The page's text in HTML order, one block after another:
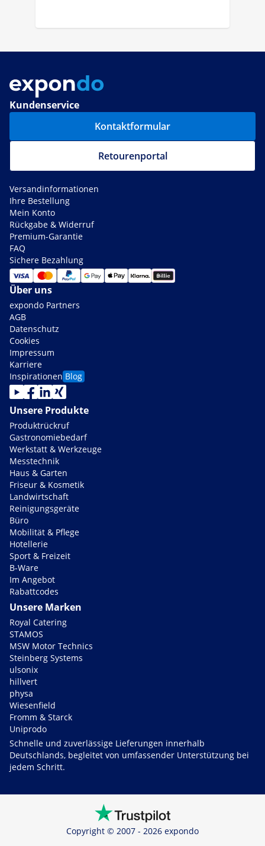
Kundenservice
Kontaktformular
Retourenportal
Versandinformationen
Ihre Bestellung
Mein Konto
Rückgabe & Widerruf
Premium-Garantie
FAQ
Sichere Bezahlung
Über uns
expondo Partners
AGB
Datenschutz
Cookies
Impressum
Karriere
Inspirationen Blog
Unsere Produkte
Produktrückruf
Gastronomiebedarf
Werkstatt & Werkzeuge
Messtechnik
Haus & Garten
Friseur & Kosmetik
Landwirtschaft
Reinigungsgeräte
Büro
Mobilität & Pflege
Hotellerie
Sport & Freizeit
B-Ware
Im Angebot
Rabattcodes
Unsere Marken
Royal Catering
STAMOS
MSW Motor Technics
Steinberg Systems
ulsonix
hillvert
physa
Wiesenfield
Fromm & Starck
Uniprodo
Schnelle und zuverlässige Lieferungen innerhalb
Deutschlands, begleitet von umfassender Unterstützung bei
jedem Schritt.
Copyright © 2007 - 2026 expondo